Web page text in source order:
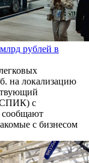
рублей в
на локализацию
с
сообщают
с бизнесом